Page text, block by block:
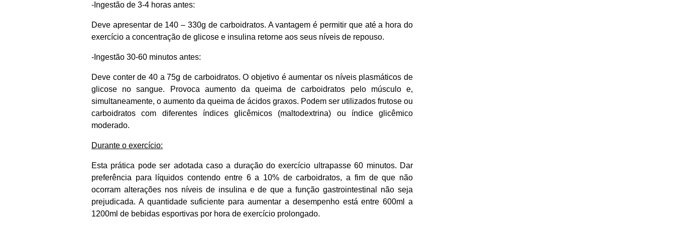
-Ingestão de 3-4 horas antes:
Deve apresentar de 140 – 330g de carboidratos. A vantagem é permitir que até a hora do
exercício a concentração de glicose e insulina retorne aos seus níveis de repouso.
-Ingestão 30-60 minutos antes:
Deve conter de 40 a 75g de carboidratos. O objetivo é aumentar os níveis plasmáticos de
glicose no sangue. Provoca aumento da queima de carboidratos pelo músculo e,
simultaneamente, o aumento da queima de ácidos graxos. Podem ser utilizados frutose ou
carboidratos com diferentes índices glicêmicos (maltodextrina) ou índice glicêmico
moderado.
Durante o exercício:
Esta prática pode ser adotada caso a duração do exercício ultrapasse 60 minutos. Dar
preferência para líquidos contendo entre 6 a 10% de carboidratos, a fim de que não
ocorram alterações nos níveis de insulina e de que a função gastrointestinal não seja
prejudicada. A quantidade suficiente para aumentar a desempenho está entre 600ml a
1200ml de bebidas esportivas por hora de exercício prolongado.